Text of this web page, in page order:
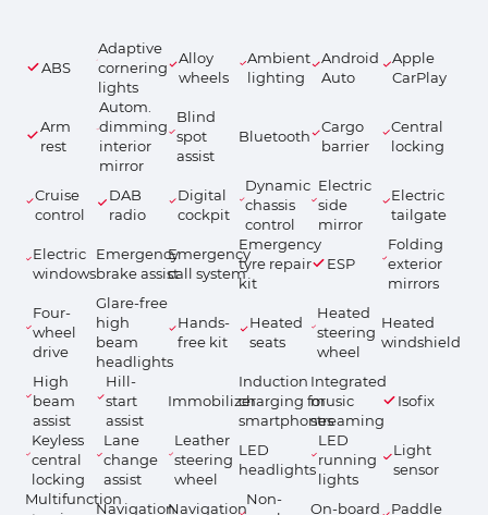
ABS
Adaptive
cornering
lights
Alloy
wheels
Ambient
lighting
Android
Auto
Apple
CarPlay
Arm
rest
Autom.
dimming
interior
mirror
Blind
spot
assist
Bluetooth
Cargo
barrier
Central
locking
Cruise
control
DAB
radio
Digital
cockpit
Dynamic
chassis
control
Electric
side
mirror
Electric
tailgate
Electric
windows
Emergency
brake assist
Emergency
call system
Emergency
tyre repair
kit
ESP
Folding
exterior
mirrors
Four-
wheel
drive
Glare-free
high
beam
headlights
Hands-
free kit
Heated
seats
Heated
steering
wheel
Heated
windshield
High
beam
assist
Hill-
start
assist
Immobilizer
Induction
charging for
smartphones
Integrated
music
streaming
Isofix
Keyless
central
locking
Lane
change
assist
Leather
steering
wheel
LED
headlights
LED
running
lights
Light
sensor
Multifunction
NavigationNavigation
Non-
On-board
Paddle